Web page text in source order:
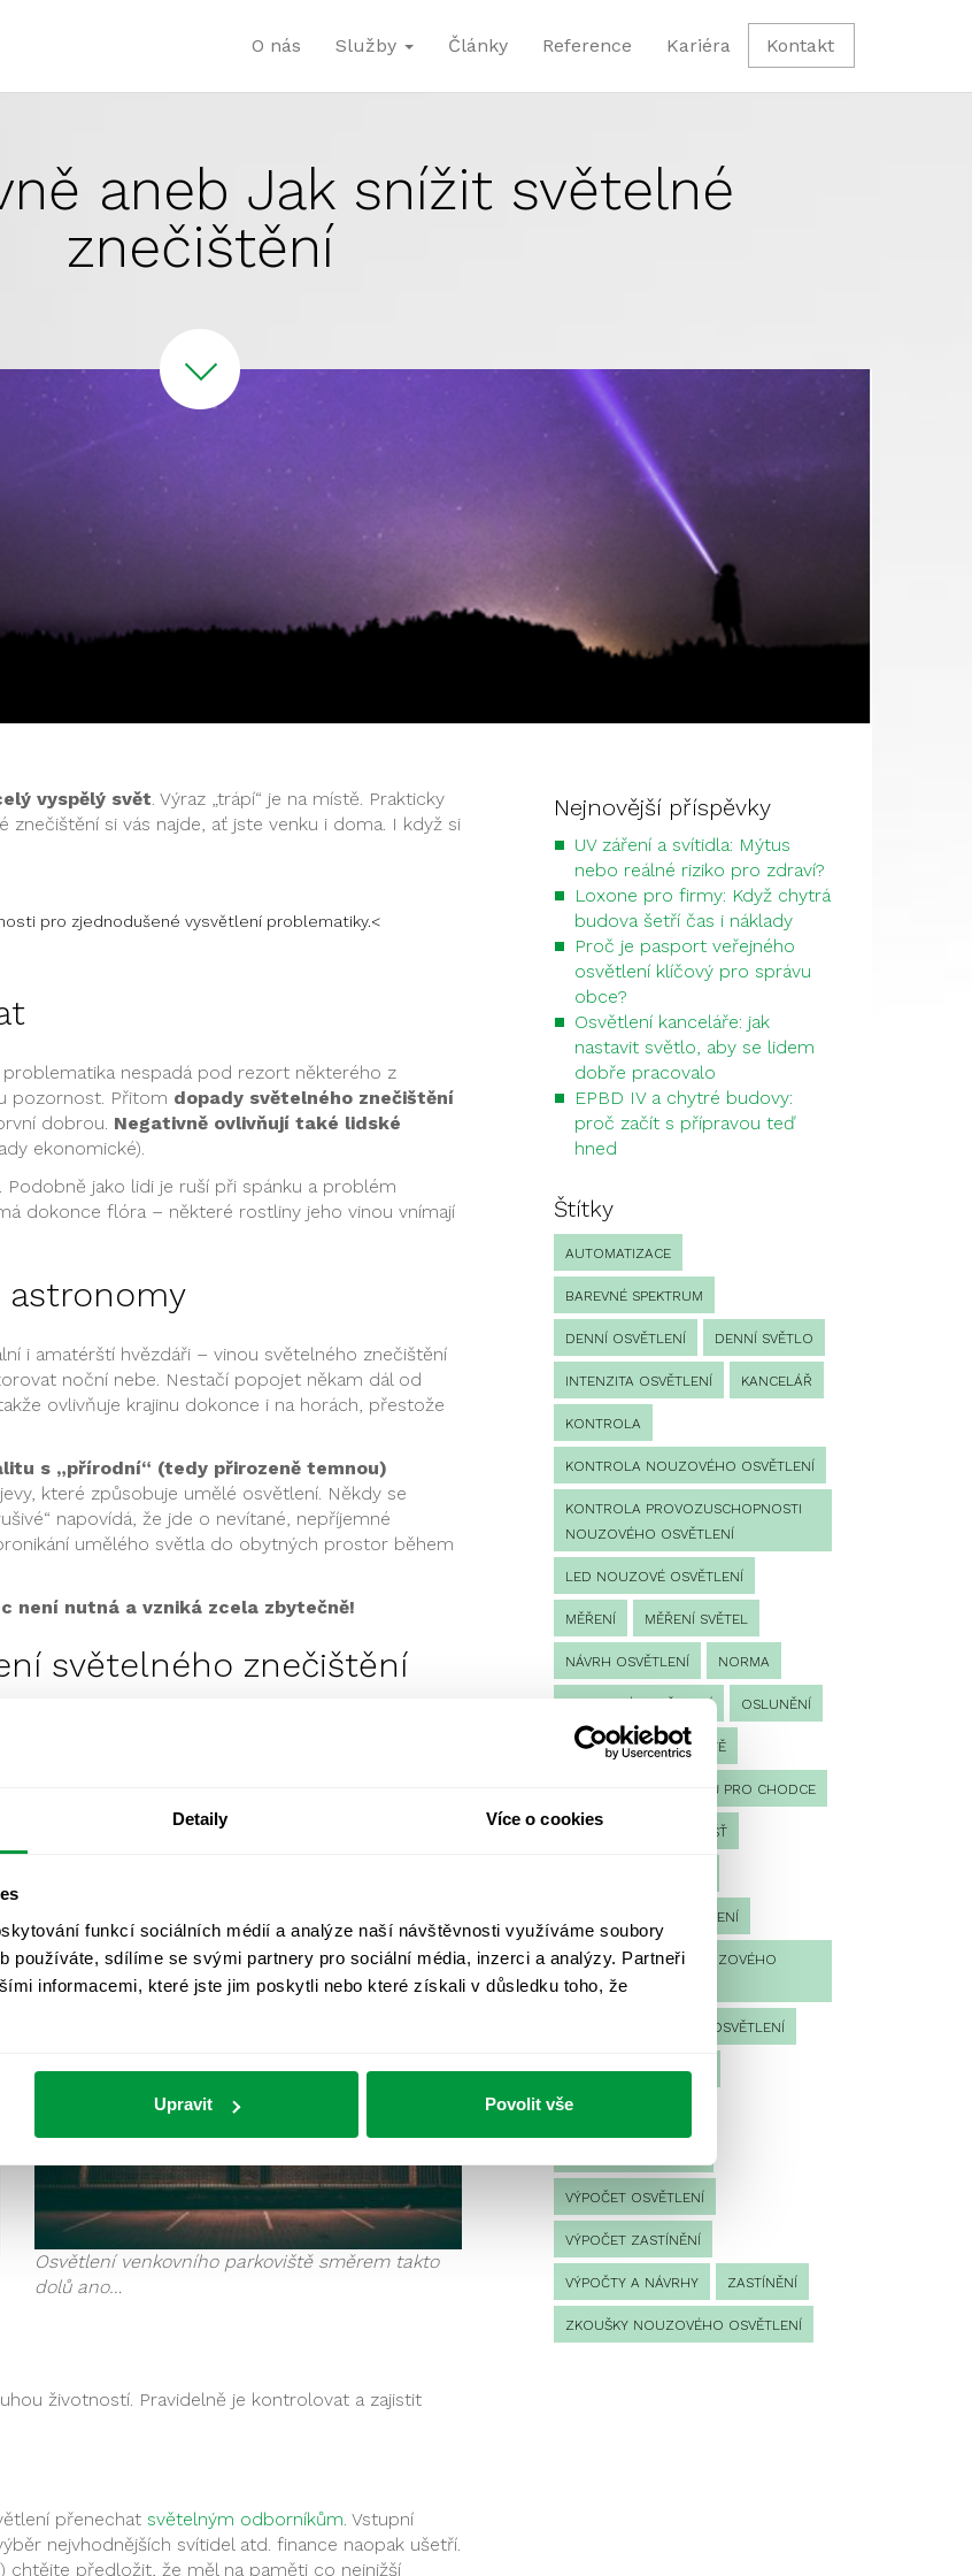
Detaily Více o cookies
funkcí sociálních médií a analýze naší návštěvnosti využíváme soubory
používáte, sdílíme se svými partnery pro sociální média, inzerci a analýzy. Partneři
informacemi, které jste jim poskytli nebo které získali v důsledku toho, že
Upravit Povolit vše
O nás Služby Články Reference Kariéra Kontakt
aneb Jak snížit světelné
znečištění
vyspělý svět. Výraz „trápí“ je na místě. Prakticky
znečištění si vás najde, ať jste venku i doma. I když si
pro zjednodušené vysvětlení problematiky.<
nespadá pod rezort některého z
pozornost. Přitom dopady světelného znečištění
dobrou. Negativně ovlivňují také lidské
ekonomické).
jako lidi je ruší při spánku a problém
dokonce flóra – některé rostliny jeho vinou vnímají
astronomy
i amatérští hvězdáři – vinou světelného znečištění
noční nebe. Nestačí popojet někam dál od
ovlivňuje krajinu dokonce i na horách, přestože
s „přírodní“ (tedy přirozeně temnou)
které způsobuje umělé osvětlení. Někdy se
napovídá, že jde o nevítané, nepříjemné
umělého světla do obytných prostor během
není nutná a vzniká zcela zbytečně!
světelného znečištění
můžeme to světelné relativně rychle a
už při plánování umělého osvětlení.
svítidel, profesionální instalací a
znečištění
(kam) je potřeba. To je nejčastěji na zem, ne do
Osvětlení venkovního parkoviště směrem takto
dolů ano…
životností. Pravidelně je kontrolovat a zajistit
přenechat světelným odborníkům. Vstupní
nejvhodnějších svítidel atd. finance naopak ušetří.
chtějte předložit, že měl na paměti co nejnižší
Nejnovější příspěvky
UV záření a svítidla: Mýtus
nebo reálné riziko pro zdraví?
Loxone pro firmy: Když chytrá
budova šetří čas i náklady
Proč je pasport veřejného
osvětlení klíčový pro správu
obce?
Osvětlení kanceláře: jak
nastavit světlo, aby se lidem
dobře pracovalo
EPBD IV a chytré budovy:
proč začít s přípravou teď
hned
Štítky
AUTOMATIZACE
BAREVNÉ SPEKTRUM
DENNÍ OSVĚTLENÍ DENNÍ SVĚTLO
INTENZITA OSVĚTLENÍ KANCELÁŘ
KONTROLA
KONTROLA NOUZOVÉHO OSVĚTLENÍ
KONTROLA PROVOZUSCHOPNOSTI
NOUZOVÉHO OSVĚTLENÍ
LED NOUZOVÉ OSVĚTLENÍ
MĚŘENÍ MĚŘENÍ SVĚTEL
NÁVRH OSVĚTLENÍ NORMA
NOUZOVÉ OSVĚTLENÍ OSLUNĚNÍ
OSVĚTLENÍ PRACOVIŠTĚ
OSVĚTLENÍ PŘECHODŮ PRO CHODCE
OSVĚTLENÍ SPORTOVIŠŤ
PROTIPANICKÉ OSVĚTLENÍ
PROVOZNÍ DENÍK NOUZOVÉHO
OSVĚTLENÍ
REVIZE NOUZOVÉHO OSVĚTLENÍ
ŘÍZENÍ SPEKTRUM
UMĚLÉ OSVĚTLENÍ
VÝPOČET OSVĚTLENÍ
VÝPOČET ZASTÍNĚNÍ
VÝPOČTY A NÁVRHY ZASTÍNĚNÍ
ZKOUŠKY NOUZOVÉHO OSVĚTLENÍ